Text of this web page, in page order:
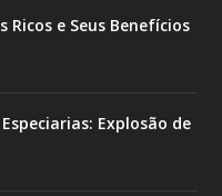
e Seus Benefícios
Explosão de